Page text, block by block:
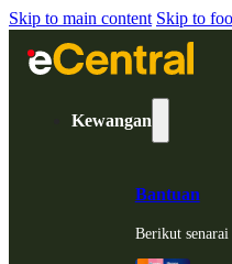
Skip to main content Skip to
Kewangan
Bantuan
Berikut